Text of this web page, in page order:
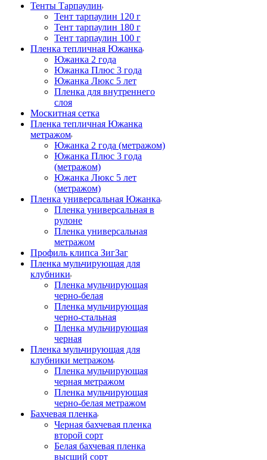
Тенты Тарпаулин
Тент тарпаулин 120 г
Тент тарпаулин 180 г
Тент тарпаулин 100 г
Пленка тепличная Южанка
Южанка 2 года
Южанка Плюс 3 года
Южанка Люкс 5 лет
Пленка для внутреннего
слоя
Москитная сетка
Пленка тепличная Южанка
метражом
Южанка 2 года (метражом)
Южанка Плюс 3 года
(метражом)
Южанка Люкс 5 лет
(метражом)
Пленка универсальная Южанка
Пленка универсальная в
рулоне
Пленка универсальная
метражом
Профиль клипса ЗигЗаг
Пленка мульчирующая для
клубники
Пленка мульчирующая
черно-белая
Пленка мульчирующая
черно-стальная
Пленка мульчирующая
черная
Пленка мульчирующая для
клубники метражом
Пленка мульчирующая
черная метражом
Пленка мульчирующая
черно-белая метражом
Бахчевая пленка
Черная бахчевая пленка
второй сорт
Белая бахчевая пленка
высший сорт